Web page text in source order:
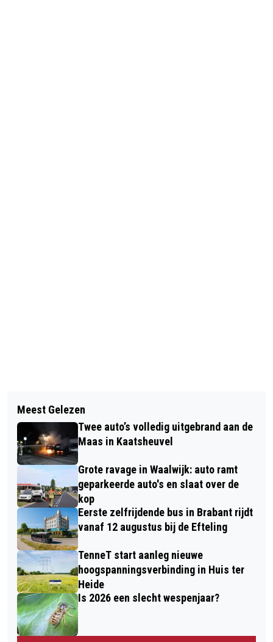
MEERDERE MENSEN ONWEL DOOR
KOOLMONOXIDE IN WONING
KAATSHEUVEL
MIKE VAN AMELSFOORT START 1
SEPTEMBER ALS NIEUWE DIRECTEUR-
BESTUURDER BIJ KUNSTENCENTRUM
WAALWIJK
Meest Gelezen
Twee auto’s volledig uitgebrand aan de
Maas in Kaatsheuvel
Grote ravage in Waalwijk: auto ramt
geparkeerde auto's en slaat over de
kop
Eerste zelfrijdende bus in Brabant rijdt
vanaf 12 augustus bij de Efteling
TenneT start aanleg nieuwe
hoogspanningsverbinding in Huis ter
Heide
Is 2026 een slecht wespenjaar?